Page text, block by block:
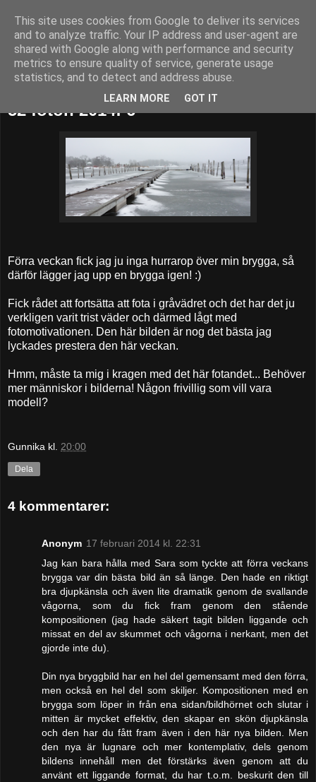
52adventures
52 foton 2014: 6
Förra veckan fick jag ju inga hurrarop över min brygga, så
därför lägger jag upp en brygga igen! :)
Fick rådet att fortsätta att fota i gråvädret och det har det ju
verkligen varit trist väder och därmed lågt med
fotomotivationen. Den här bilden är nog det bästa jag
lyckades prestera den här veckan.
Hmm, måste ta mig i kragen med det här fotandet... Behöver
mer människor i bilderna! Någon frivillig som vill vara
modell?
Gunnika kl. 20:00
Dela
4 kommentarer:
Anonym 17 februari 2014 kl. 22:31
Jag kan bara hålla med Sara som tyckte att förra veckans
brygga var din bästa bild än så länge. Den hade en riktigt
bra djupkänsla och även lite dramatik genom de svallande
vågorna, som du fick fram genom den stående
kompositionen (jag hade säkert tagit bilden liggande och
missat en del av skummet och vågorna i nerkant, men det
gjorde inte du).
Din nya bryggbild har en hel del gemensamt med den förra,
men också en hel del som skiljer. Kompositionen med en
brygga som löper in från ena sidan/bildhörnet och slutar i
mitten är mycket effektiv, den skapar en skön djupkänsla
och den har du fått fram även i den här nya bilden. Men
den nya är lugnare och mer kontemplativ, dels genom
bildens innehåll men det förstärks även genom att du
använt ett liggande format, du har t.o.m. beskurit den till
This site uses cookies from Google to deliver its services
and to analyze traffic. Your IP address and user-agent are
shared with Google along with performance and security
metrics to ensure quality of service, generate usage
statistics, and to detect and address abuse.
LEARN MORE GOT IT